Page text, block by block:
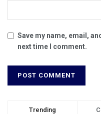
Save my name, email,
next time I comment.
Trending